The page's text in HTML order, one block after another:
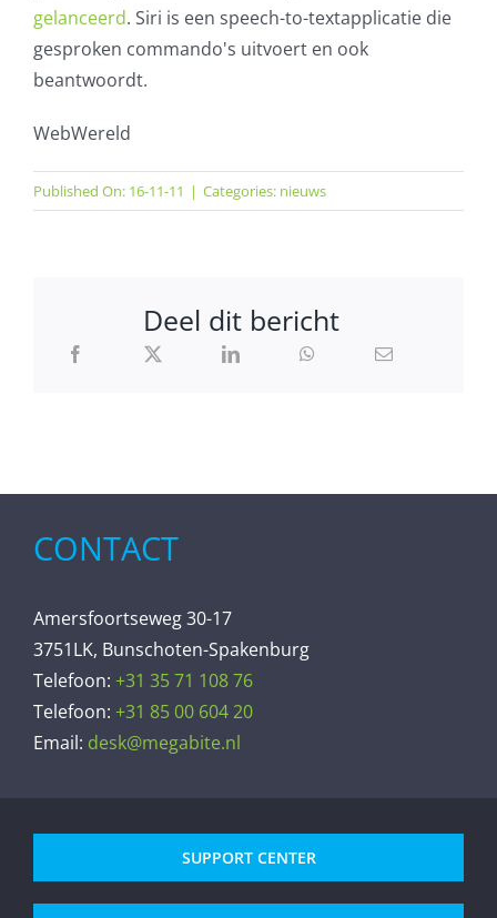
gelanceerd. Siri is een speech-to-textapplicatie die
gesproken commando's uitvoert en ook
beantwoordt.
WebWereld
Published On: 16-11-11 | Categories: nieuws
Deel dit bericht
CONTACT
Amersfoortseweg 30-17
3751LK, Bunschoten-Spakenburg
Telefoon: +31 35 71 108 76
Telefoon: +31 85 00 604 20
Email: desk@megabite.nl
SUPPORT CENTER